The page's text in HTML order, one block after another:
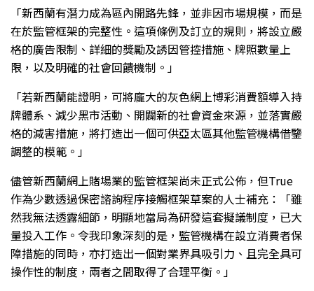
「新西蘭有潛力成為區內開路先鋒，並非因市場規模，而是
在於監管框架的完整性。這項條例及訂立的規則，將設立嚴
格的廣告限制、詳細的獎勵及誘因管控措施、牌照數量上
限，以及明確的社會回饋機制。」
「若新西蘭能證明，可將龐大的灰色網上博彩消費額導入持
牌體系、減少黑市活動、開闢新的社會資金來源，並落實嚴
格的減害措施，將打造出一個可供亞太區其他監管機構借鑒
調整的模範。」
儘管新西蘭網上賭場業的監管框架尚未正式公佈，但True
作為少數透過保密諮詢程序接觸框架草案的人士補充：「雖
然我無法透露細節，明顯地當局為研發這套擬議制度，已大
量投入工作。令我印象深刻的是，監管機構在設立消費者保
障措施的同時，亦打造出一個對業界具吸引力、且完全具可
操作性的制度，兩者之間取得了合理平衡。」